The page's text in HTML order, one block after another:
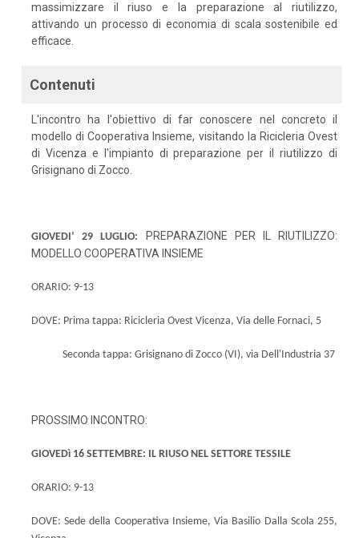
massimizzare il riuso e la preparazione al riutilizzo,
attivando un processo di economia di scala sostenibile ed
efficace.
Contenuti
L'incontro ha l'obiettivo di far conoscere nel concreto il
modello di Cooperativa Insieme, visitando la Ricicleria Ovest
di Vicenza e l'impianto di preparazione per il riutilizzo di
Grisignano di Zocco.
GIOVEDI’ 29 LUGLIO:
PREPARAZIONE PER IL RIUTILIZZO:
MODELLO COOPERATIVA INSIEME
ORARIO: 9-13
DOVE: Prima tappa: Ricicleria Ovest Vicenza, Via delle Fornaci, 5
Seconda tappa: Grisignano di Zocco (VI), via Dell'Industria 37
PROSSIMO INCONTRO:
GIOVEDì 16 SETTEMBRE: IL RIUSO NEL SETTORE TESSILE
ORARIO: 9-13
DOVE: Sede della Cooperativa Insieme, Via Basilio Dalla Scola 255,